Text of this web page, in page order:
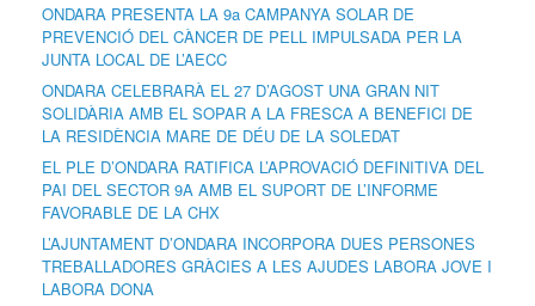
ONDARA PRESENTA LA 9a CAMPANYA SOLAR DE
PREVENCIÓ DEL CÀNCER DE PELL IMPULSADA PER LA
JUNTA LOCAL DE L’AECC
ONDARA CELEBRARÀ EL 27 D’AGOST UNA GRAN NIT
SOLIDÀRIA AMB EL SOPAR A LA FRESCA A BENEFICI DE
LA RESIDÈNCIA MARE DE DÉU DE LA SOLEDAT
EL PLE D’ONDARA RATIFICA L’APROVACIÓ DEFINITIVA DEL
PAI DEL SECTOR 9A AMB EL SUPORT DE L’INFORME
FAVORABLE DE LA CHX
L’AJUNTAMENT D’ONDARA INCORPORA DUES PERSONES
TREBALLADORES GRÀCIES A LES AJUDES LABORA JOVE I
LABORA DONA